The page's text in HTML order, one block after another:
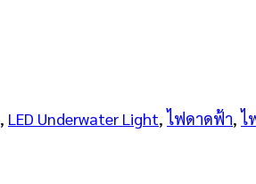
, LED Underwater Light, ไฟดาดฟ้า, ไ